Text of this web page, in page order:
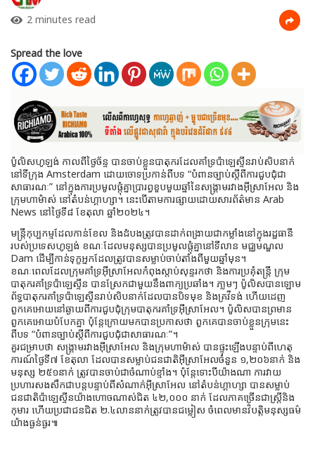
2 minutes read
Spread the love
ប៉ូលិសហូឡង់ កាលពីថ្ងៃច័ន្ទ បានចាប់ខ្លួនបាតុករដែលគាំទ្រប៉ាឡេស្ទីនរាប់សិបនាក់
នៅទីក្រុង Amsterdam ដោយចោទប្រកាន់ពីបទ “បំពានច្បាប់ស្ដីពីការជួបជុំជា
សាធារណៈ” នៅក្នុងការប្រមូលផ្តុំគ្នាប្រារព្ធខួបមួយឆ្នាំនៃសង្គ្រាមរវាងអ៊ីស្រាអែល និង
ក្រុមហាម៉ាស់ នៅតំបន់ហ្គាហ្សា។ នេះបើតាមការផ្សាយដោយសារព័ត៌មាន Arab
News នៅថ្ងៃទី៨ ខែតុលា ឆ្នាំ២០២៤។
មន្ត្រីកុប្បកម្មដែលកាន់ខែល និងដំបងត្រូវបានដាក់ពង្រាយជាកម្លាំងនៅក្នុងរដ្ឋធានី
របស់ប្រទេសហូឡង់ ខណៈដែលមនុស្សបានប្រមូលផ្តុំគ្នានៅទីលាន មជ្ឈមណ្ឌល
Dam ដើម្បីកាន់ទុក្ខអ្នកដែលត្រូវបានសម្លាប់ចាប់តាំងពីមួយឆ្នាំមុន។
ខណៈពេលដែលក្រុមគាំទ្រអ៊ីស្រាអែលកំពុងស្តាប់សុន្ទរកថា និងការប្រគុំតន្ត្រី ក្រុម
បាតុករគាំទ្រប៉ាឡេស្ទីន បានស្រែកជាមួយនឹងពាក្យប្រឆាំង។ ភា្លមៗ ប៉ូលិសបានឡោម
ព័ទ្ធបាតុករគាំទ្រប៉ាឡេស្ទីនរាប់សិបនាក់ដែលបានបិទមុខ និងគ្រវីទង់ ហើយដេញ
ពួកគេអោយនៅឆ្ងាយពីការជួបជុំក្រុមបាតុករគាំទ្រអ៊ីស្រាអែល។ ប៉ូលិសបានព្រមាន
ពួកគេអោយបំបែកគ្នា ប៉ុន្តែក្រោយមកបានប្រកាសថា ពួកគេបានចាប់ខ្លួនក្រុមនេះ
ពីបទ “បំពានច្បាប់ស្ដីពីការជួបជុំជាសាធារណៈ”។
គួរជម្រាបថា សង្គ្រាមរវាងអ៊ីស្រាអែល និងក្រុមហាម៉ាស់ បានផ្ទុះឡើងបន្ទាប់ពីហេតុ
ការណ៍ថ្ងៃទី៧ ខែតុលា ដែលបានសម្លាប់ជនជាតិអ៊ីស្រាអែលចំនួន ១,២០៦នាក់ និង
មនុស្ស ២៥១នាក់ ត្រូវបានចាប់ជាចំណាប់ខ្មាំង។ ប៉ុន្តែទោះបីយ៉ាងណា ការវាយ
ប្រហារសងសឹកជាបន្តបន្ទាប់ពីសំណាក់អ៊ីស្រាអែល នៅតំបន់ហ្គាហ្សា បានសម្លាប់
ជនជាតិប៉ាឡេស្ទីនយ៉ាងហោចណាស់ជិត ៤២,០០០ នាក់ ដែលភាគច្រើនជាស្ត្រីនិង
កុមារ ហើយប្រជាជនជិត ២.៤លាននាក់ត្រូវបានជម្លៀស ចំពេលមានវិបត្តិមនុស្សធម៌
យ៉ាងធ្ងន់ធ្ងរ៕